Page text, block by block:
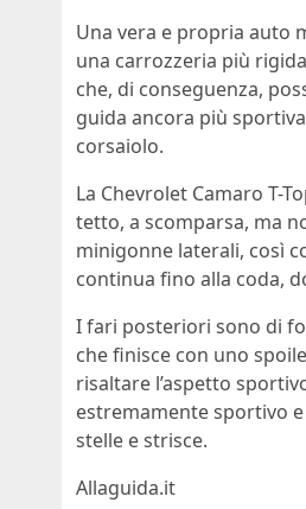
Una vera e propria auto
una carrozzeria più
che, di conseguenza,
guida ancora più
corsaiolo.
La Chevrolet Camaro T-
tetto, a scomparsa, ma
minigonne laterali, così
continua fino alla coda,
I fari posteriori sono di
che finisce con uno
risaltare l’aspetto
estremamente sportivo
stelle e strisce.
Allaguida.it